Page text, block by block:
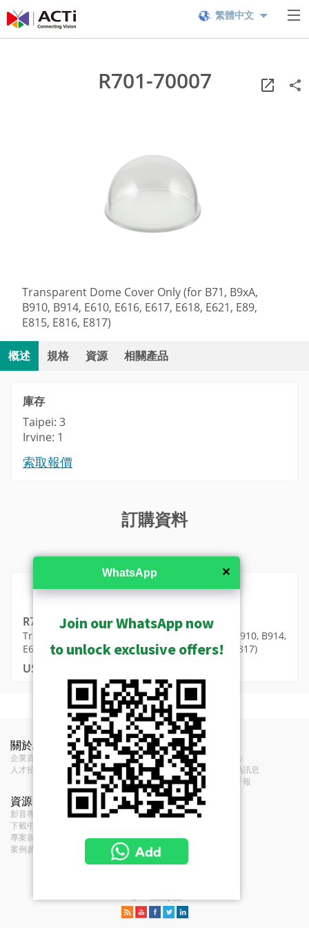
繁體中文
R701-70007
Transparent Dome Cover Only (for B71, B9xA,
B910, B914, E610, E616, E617, E618, E621, E89,
E815, E816, E817)
概述 規格 資源 相關產品
庫存
Taipei: 3
Irvine: 1
索取報價
訂購資料
MSRP in United States
R701-70007
Transparent Dome Cover Only (for B71, B9xA, B910, B914,
E610, E616, E617, E618, E621, E89, E815, E816, E817)
USD $141.00
類型 透明護罩
敘述
Transparent Dome Cover Only (for
B71, B9xA, B910, B914, E610, E616,
E617, E618, E621, E89, E815, E816,
E817)
一般
保固
1 年
R701-70007 R701-70009 R701-
70010 Image 450 x 450 png (65KB)
MSRP in United States
半球型 - 定焦半球型
半球型 - 變焦半球型
E618 (Bundled)
3MP Indoor Zoom Dome with D/N, Adaptive IR,
installation), H.264, 1080p/30fps, 2D+3D DNR, Audio,
關於ACTi
企業資訊
人才招募
聯絡我們
聯絡我們
經銷商
意見反饋
新聞中心
展覽活動訊息
訂閱電子報
資源
影音專區及播放清單
下載中心
專案規劃工具集
案例參考
條款
服務條款
Cookie 政策
✕
WhatsApp
Join our WhatsApp now
to unlock exclusive offers!